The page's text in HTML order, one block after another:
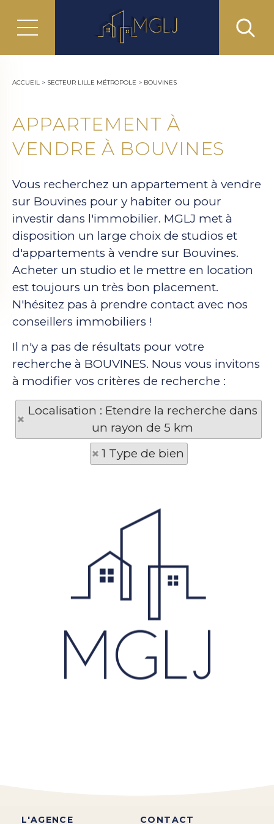
ACCUEIL > SECTEUR LILLE MÉTROPOLE > BOUVINES
APPARTEMENT À
VENDRE À BOUVINES
Vous recherchez un appartement à vendre
sur Bouvines pour y habiter ou pour
investir dans l'immobilier. MGLJ met à
disposition un large choix de studios et
d'appartements à vendre sur Bouvines.
Acheter un studio et le mettre en location
est toujours un très bon placement.
N'hésitez pas à prendre contact avec nos
conseillers immobiliers !
Il n'y a pas de résultats pour votre
recherche à BOUVINES. Nous vous invitons
à modifier vos critères de recherche :
Localisation : Etendre la recherche dans
un rayon de 5 km
1 Type de bien
L'AGENCE CONTACT